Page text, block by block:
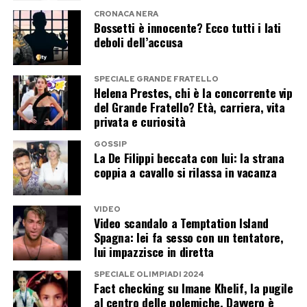
affilato, evitando l’uso del frullatore a
immersione per non smontare la struttura del
composto.
La fase finale di riduzione e la
conservazione
La massa tritata si trasferisce in una capiente
pentola a fondo spesso insieme all’olio versato
a filo, all’aglio, all’aceto e al sale. La cottura
prosegue a fuoco dolcissimo per circa un’ora e
mezza, mescolando continuamente con un
cucchiaio di legno fino a quando il composto non
raggiunge una consistenza densa e omogenea.
CRONACA NERA
Bossetti è innocente? Ecco tutti i lati
deboli dell’accusa
SPECIALE GRANDE FRATELLO
Helena Prestes, chi è la concorrente vip
del Grande Fratello? Età, carriera, vita
privata e curiosità
GOSSIP
La De Filippi beccata con lui: la strana
coppia a cavallo si rilassa in vacanza
VIDEO
Video scandalo a Temptation Island
Spagna: lei fa sesso con un tentatore,
lui impazzisce in diretta
SPECIALE OLIMPIADI 2024
Fact checking su Imane Khelif, la pugile
al centro delle polemiche. Davvero è